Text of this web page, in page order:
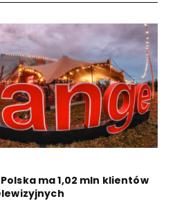
ma 1,02 mln klientów